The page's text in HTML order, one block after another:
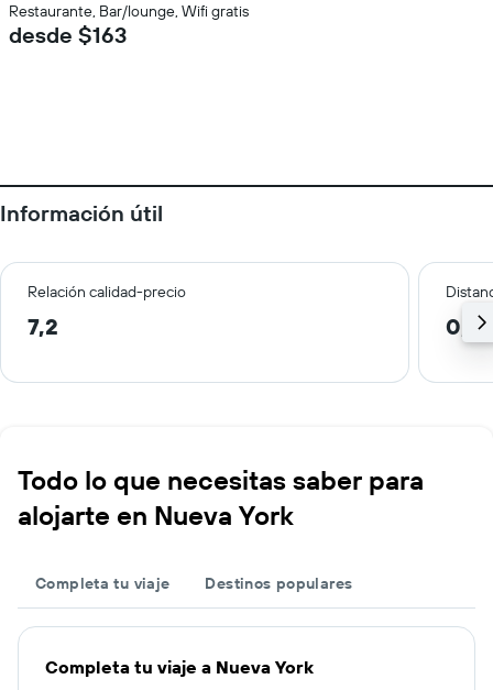
Restaurante, Bar/lounge, Wifi gratis
desde $163
Información útil
Relación calidad-precio
7,2 0,7
Todo lo que necesitas saber para
alojarte en Nueva York
Completa tu viaje Destinos populares
Completa tu viaje a Nueva York